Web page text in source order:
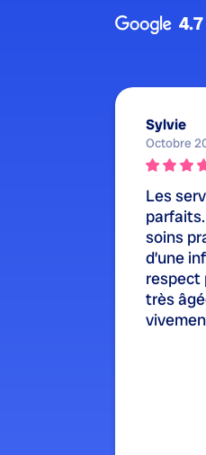
4.7
Sylvie
Octobre
Les
soins
d’une
respect
très